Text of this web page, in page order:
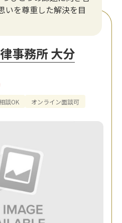
いを尊重した解決を目
事務所 大分
談OK
オンライン面談可